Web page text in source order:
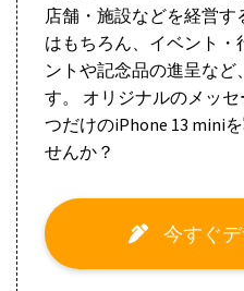
店舗・施設などを経営
はもちろん、イベント
ントや記念品の進呈な
す。 オリジナルのメッ
つだけのiPhone 13 mini
せんか？
今すぐ